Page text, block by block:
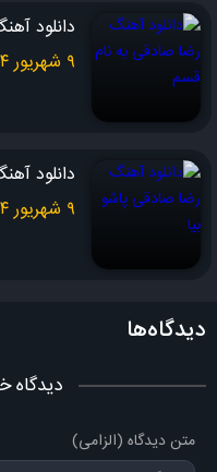
با خاطراتمون چیکار کنم
چه جور تو رو از دلم جدا کنم.
دانلود
۹ شهریور ۱۴۰۴
دانلود
۹ شهریور ۱۴۰۴
دیدگاه‌ها
دیدگاه
متن دیدگاه (الزامی)